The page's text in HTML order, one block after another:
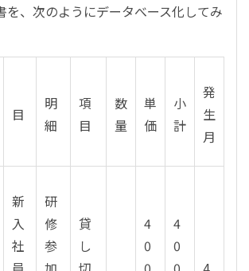
を、次のようにデータべース化してみ
目
明
細
項
目
数
量
単
価
小
計
発
生
月
新
入
社
研
修
参
貸
し
4
0
4
0